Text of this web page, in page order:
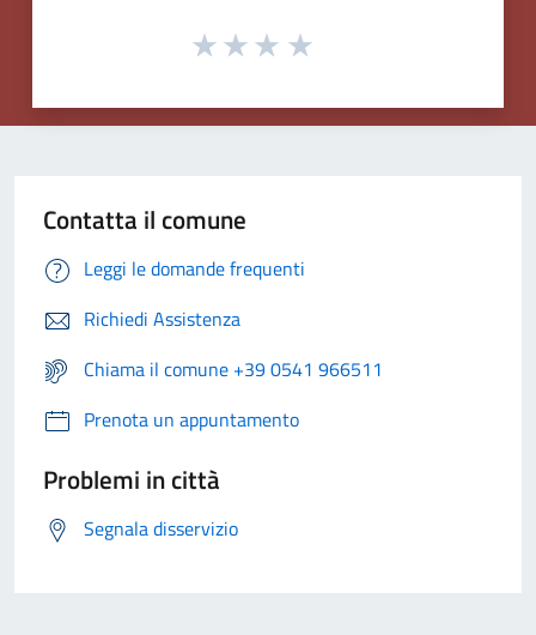
Contatta il comune
Leggi le domande frequenti
Richiedi Assistenza
Chiama il comune +39 0541 966511
Prenota un appuntamento
Problemi in città
Segnala disservizio